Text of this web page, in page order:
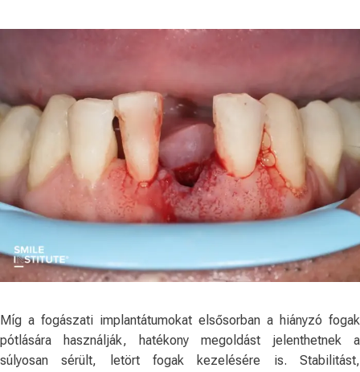
Míg a fogászati ​​implantátumokat elsősorban a hiányzó fogak
pótlására használják, hatékony megoldást jelenthetnek a
súlyosan sérült, letört fogak kezelésére is. Stabilitást,